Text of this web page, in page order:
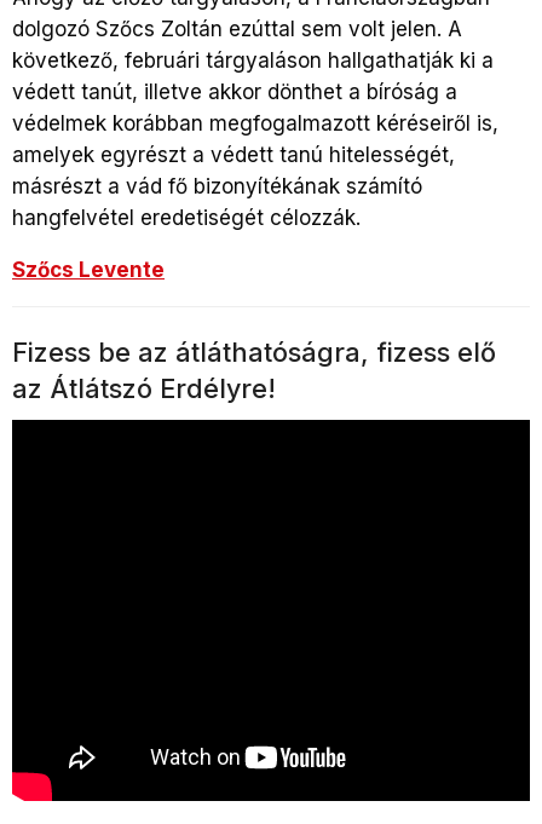
dolgozó Szőcs Zoltán ezúttal sem volt jelen. A
következő, februári tárgyaláson hallgathatják ki a
védett tanút, illetve akkor dönthet a bíróság a
védelmek korábban megfogalmazott kéréseiről is,
amelyek egyrészt a védett tanú hitelességét,
másrészt a vád fő bizonyítékának számító
hangfelvétel eredetiségét célozzák.
Szőcs Levente
Fizess be az átláthatóságra, fizess elő
az Átlátszó Erdélyre!